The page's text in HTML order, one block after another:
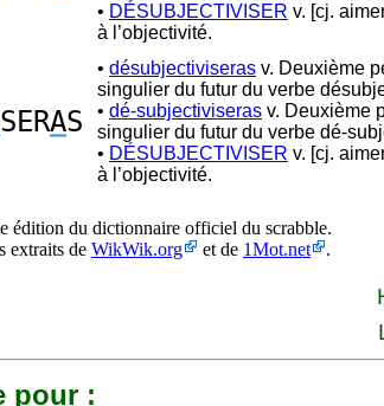
• DÉSUBJECTIVISER v. [cj.
à l’objectivité.
SERAS
• désubjectiviseras v. Deuxième
singulier du futur du verbe
• dé-subjectiviseras v. Deuxième
singulier du futur du verbe dé-
• DÉSUBJECTIVISER v. [cj.
à l’objectivité.
édition du dictionnaire officiel du scrabble.
extraits de WikWik.org et de 1Mot.net .
pour :